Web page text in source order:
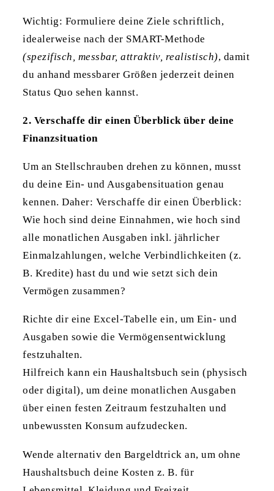
Wichtig: Formuliere deine Ziele schriftlich,
idealerweise nach der SMART-Methode
(spezifisch, messbar, attraktiv, realistisch), damit
du anhand messbarer Größen jederzeit deinen
Status Quo sehen kannst.
2. Verschaffe dir einen Überblick über deine
Finanzsituation
Um an Stellschrauben drehen zu können, musst
du deine Ein- und Ausgabensituation genau
kennen. Daher: Verschaffe dir einen Überblick:
Wie hoch sind deine Einnahmen, wie hoch sind
alle monatlichen Ausgaben inkl. jährlicher
Einmalzahlungen, welche Verbindlichkeiten (z.
B. Kredite) hast du und wie setzt sich dein
Vermögen zusammen?
Richte dir eine Excel-Tabelle ein, um Ein- und
Ausgaben sowie die Vermögensentwicklung
festzuhalten.
Hilfreich kann ein Haushaltsbuch sein (physisch
oder digital), um deine monatlichen Ausgaben
über einen festen Zeitraum festzuhalten und
unbewussten Konsum aufzudecken.
Wende alternativ den Bargeldtrick an, um ohne
Haushaltsbuch deine Kosten z. B. für